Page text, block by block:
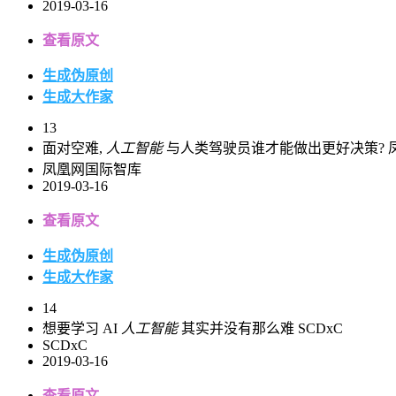
2019-03-16
查看原文
生成伪原创
生成大作家
13
面对空难, 人工智能与人类驾驶员谁才能做出更好决策?
凤凰网国际智库
2019-03-16
查看原文
生成伪原创
生成大作家
14
想要学习 AI 人工智能其实并没有那么难 SCDxC
SCDxC
2019-03-16